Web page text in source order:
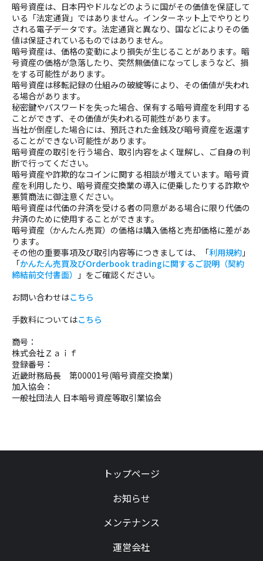
暗号資産は、日本円やドルなどのように国がその価値を保証して
いる「法定通貨」ではありません。インターネット上でやりとり
される電子データです。法定通貨と異なり、国などによりその価
値は保証されているものではありません。
暗号資産は、価格の変動により損失が生じることがあります。暗
号資産の価格が急落したり、突然無価値になってしまうなど、損
をする可能性があります。
暗号資産は移転記録の仕組みの破綻等により、その価値が失われ
る場合があります。
秘密鍵やパスワードを失った場合、保有する暗号資産を利用する
ことができず、その価値が失われる可能性があります。
当社が倒産した場合には、預託された金銭及び暗号資産を返還す
ることができない可能性があります。
暗号資産の取引を行う場合、取引内容をよく理解し、ご自身の判
断で行ってください。
暗号資産や詐欺的なコインに関する相談が増えています。暗号資
産を利用したり、暗号資産交換業の導入に便乗したりする詐欺や
悪質商法に御注意ください。
暗号資産は代価の弁済を受ける者の同意がある場合に限り代価の
弁済のために使⽤することができます。
暗号資産（かんたん売買）の価格は購入価格と売却価格に差があ
ります。
その他の重要事項及び取引内容等につきましては、「利用規約 」
「かんたん売買及びOrderbook tradingに関するご説明（契約
締結前交付書面）
」をご確認ください。
お問い合わせはこちら
手数料についてはこちら
商号：
株式会社Ｚａｉｆ
登録番号：
近畿財務局長 第00001号(暗号資産交換業)
加入協会：
一般社団法人 日本暗号資産等取引業協会
トップページ
お知らせ
メンテナンス
運営会社